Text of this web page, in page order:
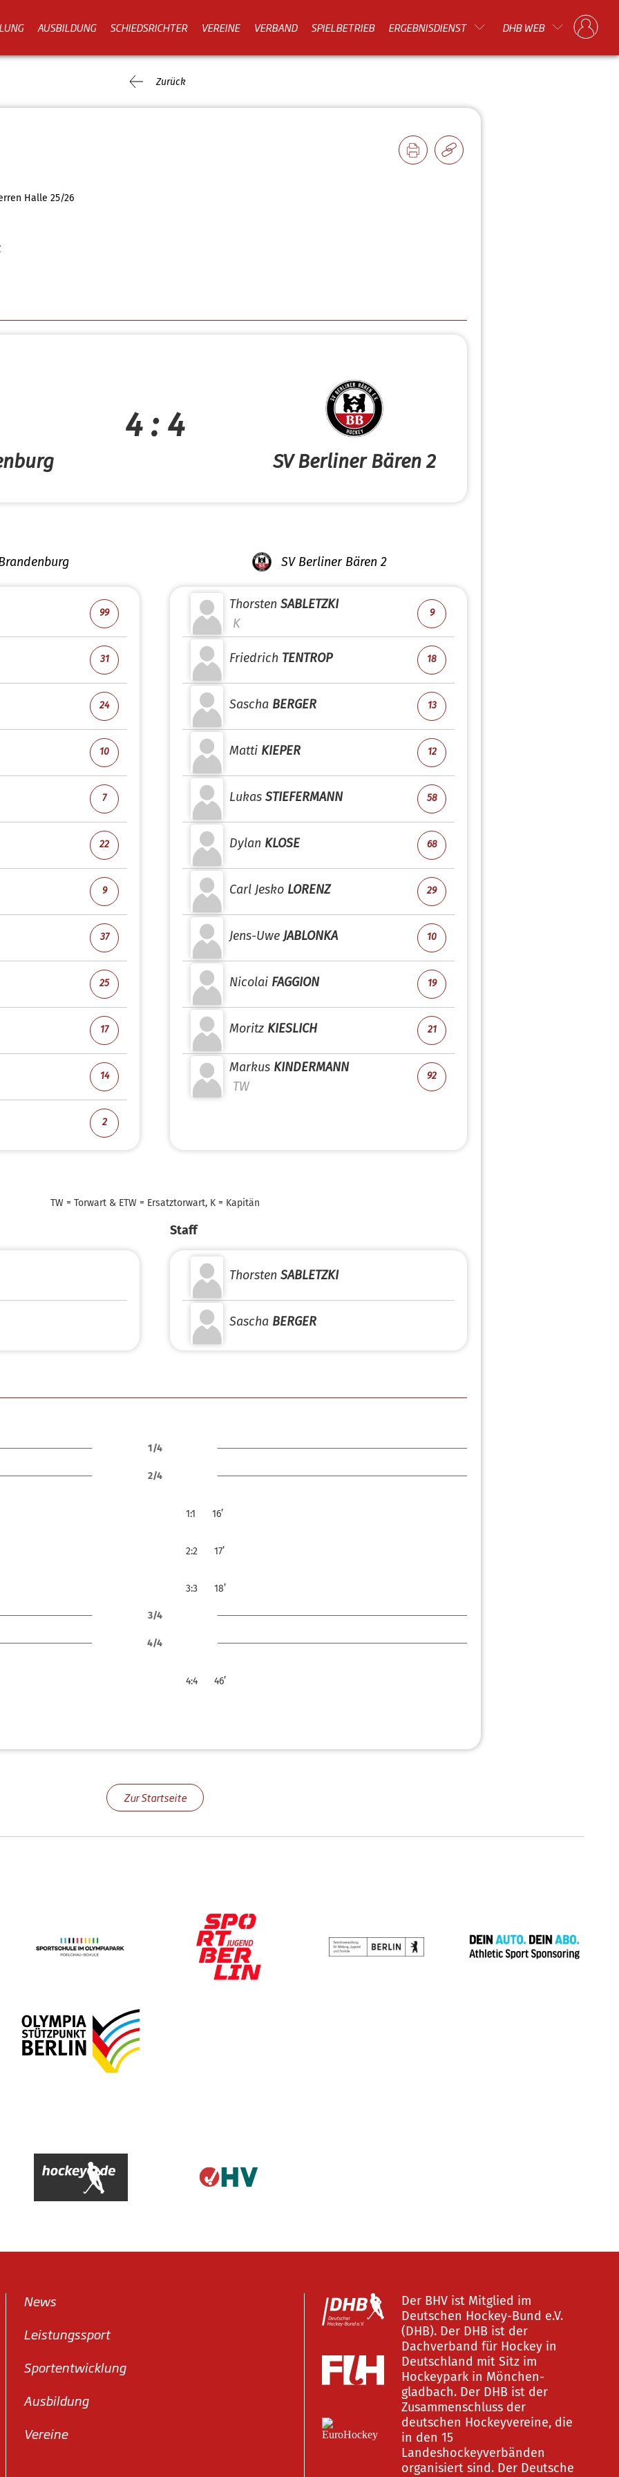
AUSBILDUNG SCHIEDSRICHTER VEREINE VERBAND SPIELBETRIEB ERGEBNISDIENST DHB WEB
Zurück
Halle 25/26
4 : 4
SV Berliner Bären 2
99
31
24
10
7
22
9
37
25
17
14
2
SV Berliner Bären 2
Thorsten SABLETZKI
K
9
Friedrich TENTROP 18
Sascha BERGER 13
Matti KIEPER 12
Lukas STIEFERMANN 58
Dylan KLOSE 68
Carl Jesko LORENZ 29
Jens-Uwe JABLONKA 10
Nicolai FAGGION 19
Moritz KIESLICH 21
Markus KINDERMANN
TW
92
TW = Torwart & ETW = Ersatztorwart, K = Kapitän
Staff
Thorsten SABLETZKI
Sascha BERGER
1/4
2/4
1:1
16’
2:2
17’
3:3
18’
3/4
4/4
4:4
46’
Zur Startseite
News
Leistungssport
Sportentwicklung
Ausbildung
Vereine
Der BHV ist Mitglied im
Deutschen Hockey-Bund e.V.
(DHB). Der DHB ist der
Dachverband für Hockey in
Deutschland mit Sitz im
Hockeypark in Mönchen-
gladbach. Der DHB ist der
Zusammenschluss der
deutschen Hockeyvereine, die
in den 15
Landeshockeyverbänden
organisiert sind. Der Deutsche